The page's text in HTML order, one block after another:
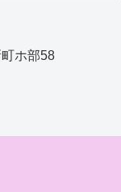
ホ部58